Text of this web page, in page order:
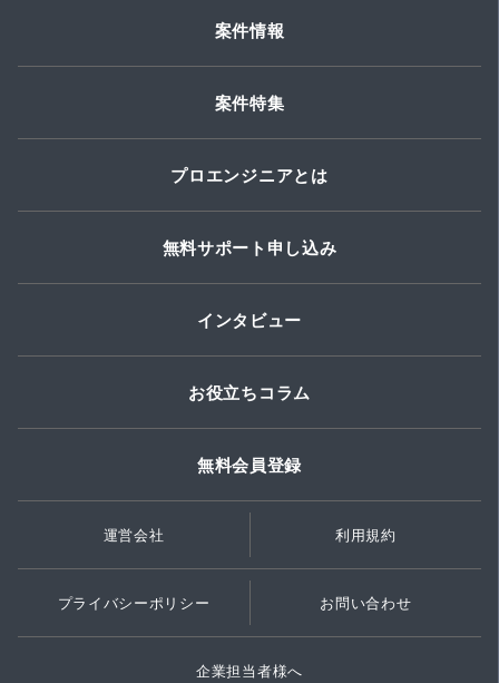
案件情報
案件特集
プロエンジニアとは
無料サポート申し込み
インタビュー
お役立ちコラム
無料会員登録
運営会社 利用規約
プライバシーポリシー お問い合わせ
企業担当者様へ